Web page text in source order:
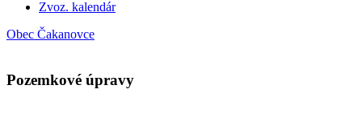
Zvoz. kalendár
Obec Čakanovce
Pozemkové úpravy